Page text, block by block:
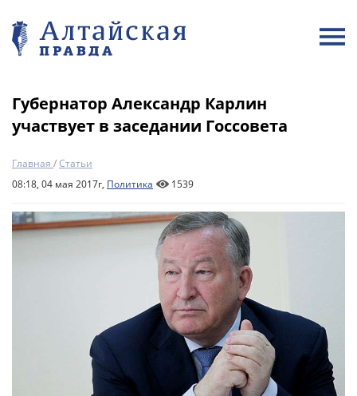
Губернатор Александр Карлин
участвует в заседании Госсовета
Главная /Статьи
08:18, 04 мая 2017г, Политика 1539